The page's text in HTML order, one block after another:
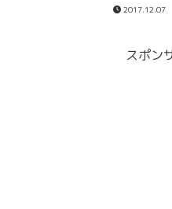
会館 大ホール写真は阿部さんの
2017.12.07
スポン